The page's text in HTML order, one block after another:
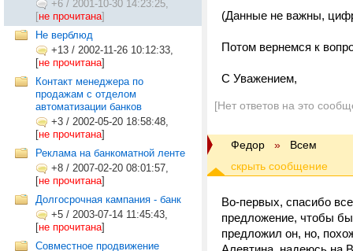
+6 / 2001-10-30 14:23:25,
[не прочитана]
Не верблюд
+13 / 2002-11-26 10:12:33,
[не прочитана]
Контакт менеджера по
продажам с отделом
автоматизации банков
+3 / 2002-05-20 18:58:48,
[не прочитана]
Реклама на банкоматной ленте
+8 / 2007-02-20 08:01:57,
[не прочитана]
Долгосрочная кампания - банк
+5 / 2003-07-14 11:45:43,
[не прочитана]
Совместное продвижение
(Данные не важны,
Потом вернемся к
С Уважением,
[Нет ответов на это
Федор » Всем
Во-первых, спасибо
предложение, чтобы
предложил он, но,